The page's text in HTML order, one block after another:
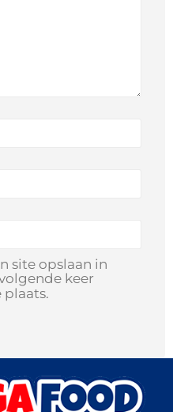
site opslaan in
keer
plaats.